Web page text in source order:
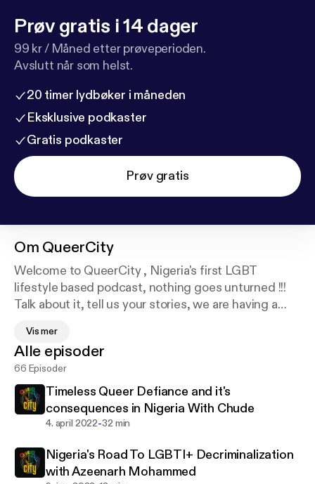
Prøv gratis i 14 dager
99 kr / Måned etter prøveperioden.
Avslutt når som helst.
20 timer lydbøker i måneden
Eksklusive podkaster
Gratis podkaster
Prøv gratis
Om QueerCity
Welcome to QueerCity , Nigeria's first LGBT
lifestyle based podcast, nothing goes unturned !!!
Talk about it, tell us your stories, we are having a
happen here..
Follow Us on Twitter : @queercitypod9ja
Instagram : @Queercitypodcast
Vis mer
Alle episoder
66 Episoder
Timeless Queer Defiance and it's
consequences in Nigeria With Chude
4. april 2022-32 min
Nigeria's Road To LGBTI+ Decriminalization
with Azeenarh Mohammed